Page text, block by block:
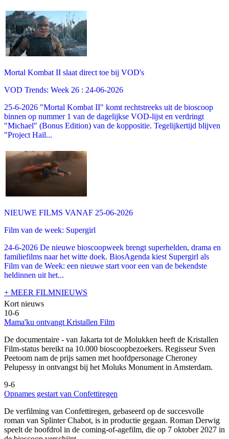
Mortal Kombat II slaat direct toe bij VOD's
VOD Trends: Week 26 : 24-06-2026
25-6-2026 "Mortal Kombat II" komt rechtstreeks uit de bioscoop
binnen op nummer 1 van de dagelijkse VOD-lijst en verdringt
"Michael" (Bonus Edition) van de koppositie. Tegelijkertijd blijven
"Project Hail...
NIEUWE FILMS VANAF 25-06-2026
Film van de week: Supergirl
24-6-2026 De nieuwe bioscoopweek brengt superhelden, drama en
familiefilms naar het witte doek. BiosAgenda kiest Supergirl als
Film van de Week: een nieuwe start voor een van de bekendste
heldinnen uit het...
+ MEER FILMNIEUWS
Kort nieuws
10-6
Mama'ku ontvangt Kristallen Film
De documentaire - van Jakarta tot de Molukken heeft de Kristallen
Film-status bereikt na 10.000 bioscoopbezoekers. Regisseur Sven
Peetoom nam de prijs samen met hoofdpersonage Cheroney
Pelupessy in ontvangst bij het Moluks Monument in Amsterdam.
9-6
Opnames gestart van Confettiregen
De verfilming van Confettiregen, gebaseerd op de succesvolle
roman van Splinter Chabot, is in productie gegaan. Roman Derwig
speelt de hoofdrol in de coming-of-agefilm, die op 7 oktober 2027 in